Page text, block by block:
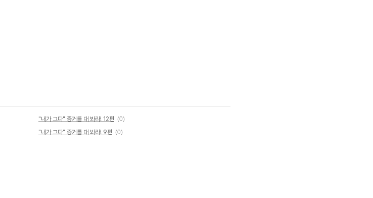
"내가 그다" 증거를 대 봐라! 12편 (0)
"내가 그다" 증거를 대 봐라! 9편 (0)